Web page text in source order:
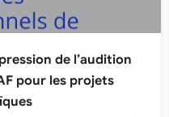
de l’audition
pour les projets